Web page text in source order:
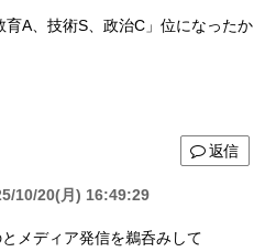
育A、技術S、政治C」位になったか
返信
10/20(月) 16:49:29
メディア発信を鵜呑みして